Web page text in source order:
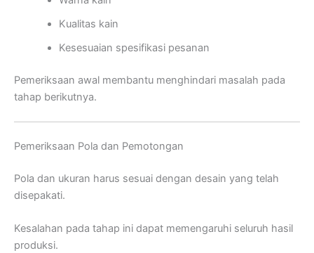
Kualitas kain
Kesesuaian spesifikasi pesanan
Pemeriksaan awal membantu menghindari masalah pada
tahap berikutnya.
Pemeriksaan Pola dan Pemotongan
Pola dan ukuran harus sesuai dengan desain yang telah
disepakati.
Kesalahan pada tahap ini dapat memengaruhi seluruh hasil
produksi.